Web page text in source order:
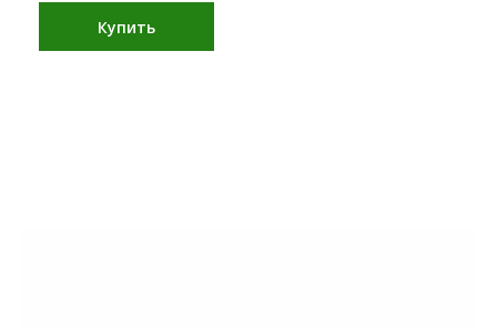
Купить